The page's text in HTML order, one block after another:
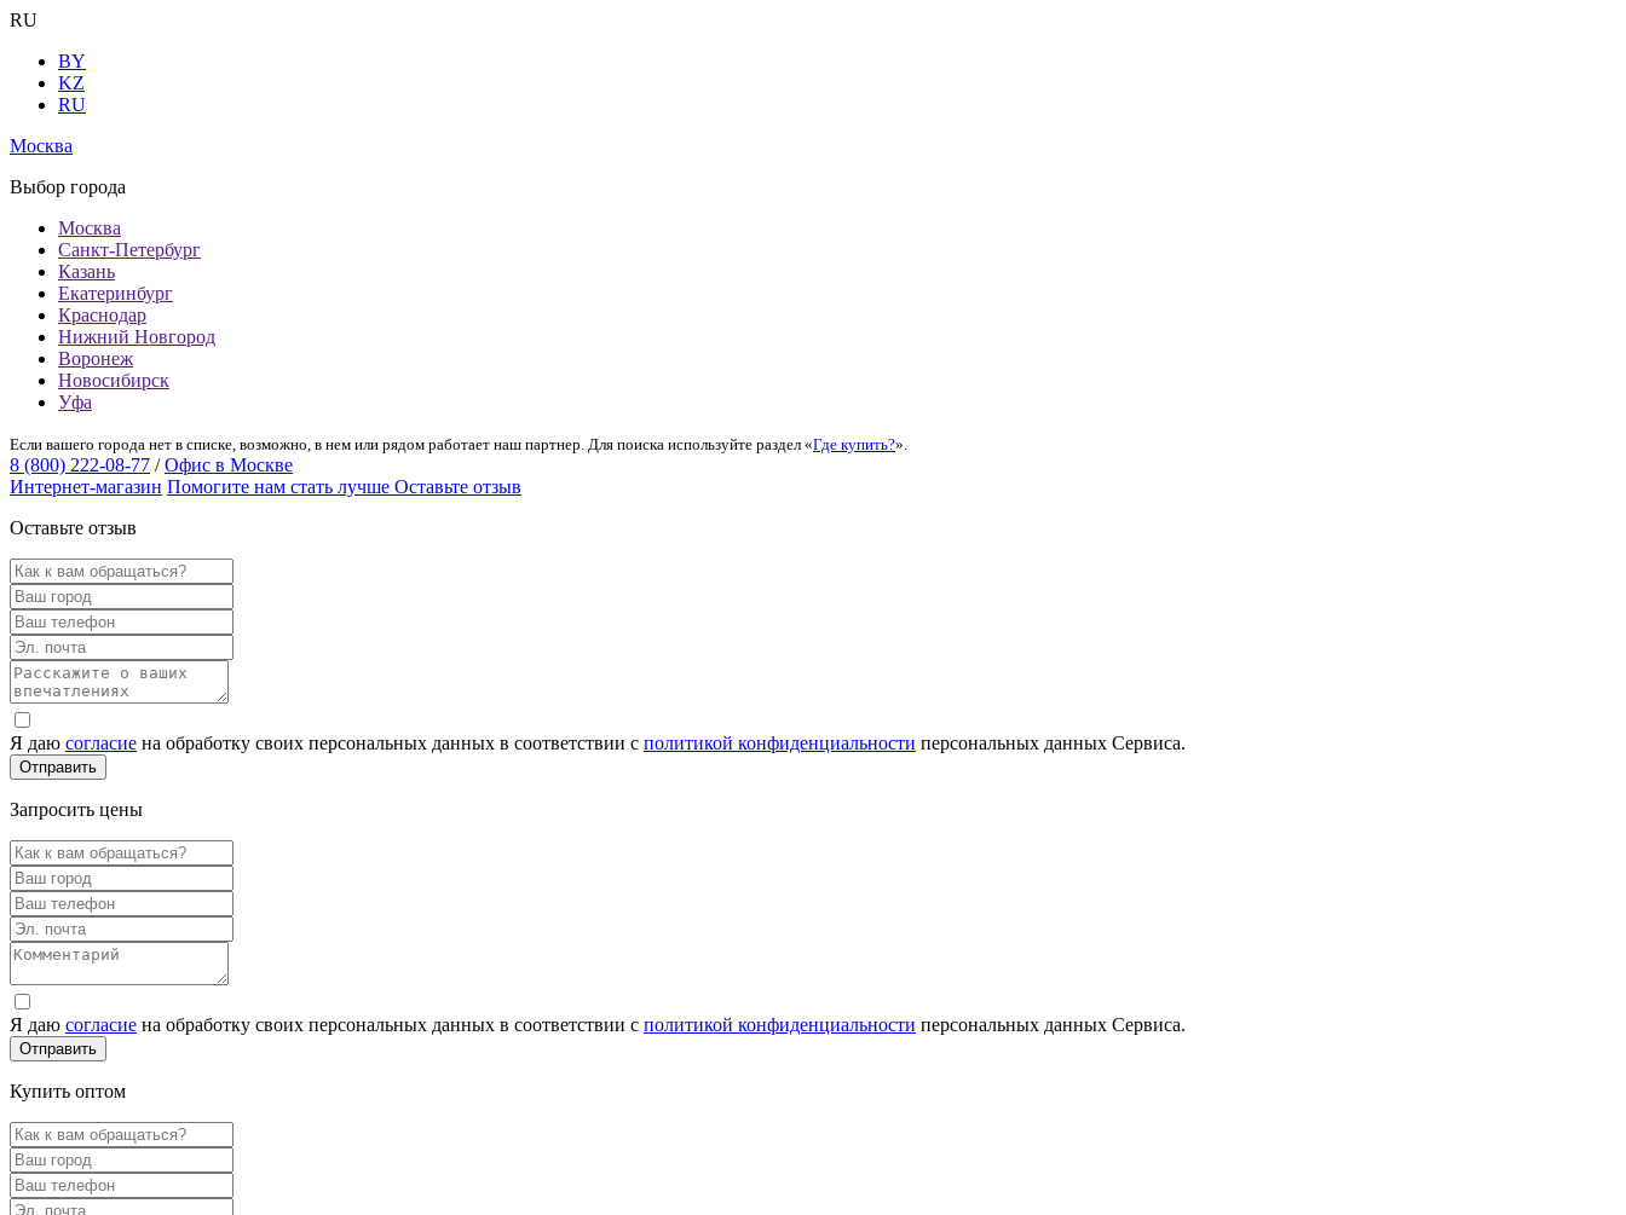
RU
BY
KZ
RU
Москва
Выбор города
Москва
Санкт-Петербург
Казань
Екатеринбург
Краснодар
Нижний Новгород
Воронеж
Новосибирск
Уфа
Если вашего города нет в списке, возможно, в нем или рядом работает наш партнер. Для поиска используйте раздел «Где купить?».
8 (800) 222-08-77 / Офис в Москве
Интернет-магазин Помогите нам стать лучше Оставьте отзыв
Оставьте отзыв
Я даю согласие на обработку своих персональных данных в соответствии с политикой конфиденциальности персональных данных Сервиса.
Запросить цены
Я даю согласие на обработку своих персональных данных в соответствии с политикой конфиденциальности персональных данных Сервиса.
Купить оптом